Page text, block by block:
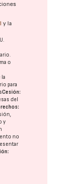
y la
o
para
Cesión:
del
y
no